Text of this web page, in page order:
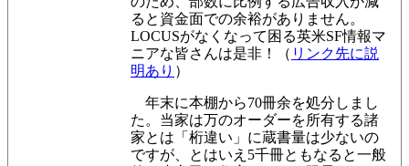
ると 資金面での余裕がありません。
LOCUSがなくなって困る英米SF情報マ
ニアな皆さんは是非！（ リンク先に説
明あり ）
年末に本棚から70冊余を処分しまし
た。当家は万のオーダーを所有する諸
家とは「桁違い」に蔵書量は少ないの
ですが、とはいえ5千冊ともなると一般